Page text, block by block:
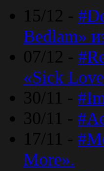
15/12 -
Bedlam»
07/12 -
«Sick
30/11 -
30/11 -
17/11 -
More».